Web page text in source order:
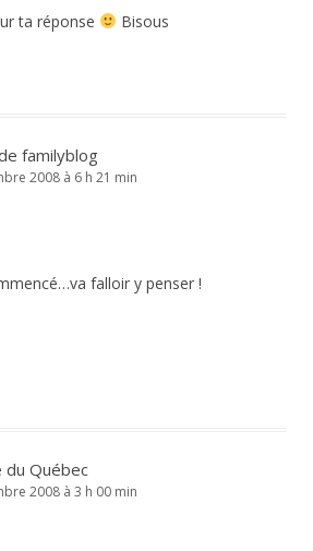
ta réponse Bisous
familyblog
2008 à 6 h 21 min
falloir y penser !
du Québec
2008 à 3 h 00 min